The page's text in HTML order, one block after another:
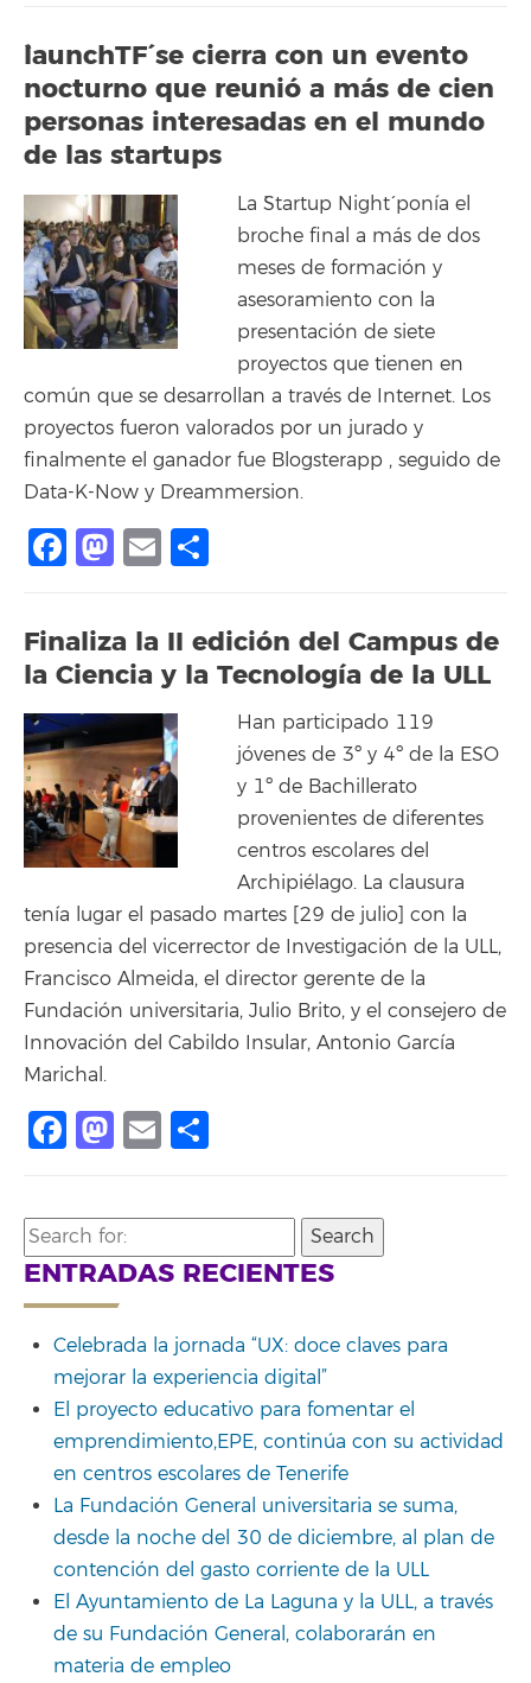
`launchTF´ se cierra con un evento
nocturno que reunió a más de cien
personas interesadas en el mundo
de las startups
La `Startup Night´ ponía el
broche final a más de dos
meses de formación y
asesoramiento con la
presentación de siete
proyectos que tienen en
común que se desarrollan a través de Internet. Los
proyectos fueron valorados por un jurado y
finalmente el ganador fue Blogsterapp , seguido de
Data-K-Now y Dreammersion.
Facebook
Mastodon
Email
Finaliza la II edición del Campus de
la Ciencia y la Tecnología de la ULL
Han participado 119
jóvenes de 3º y 4º de la ESO
y 1º de Bachillerato
provenientes de diferentes
centros escolares del
Archipiélago. La clausura
tenía lugar el pasado martes [29 de julio] con la
presencia del vicerrector de Investigación de la ULL,
Francisco Almeida, el director gerente de la
Fundación universitaria, Julio Brito, y el consejero de
Innovación del Cabildo Insular, Antonio García
Marichal.
Facebook
Mastodon
Email
Search
for:
ENTRADAS RECIENTES
Celebrada la jornada “UX: doce claves para
mejorar la experiencia digital”
El proyecto educativo para fomentar el
emprendimiento,EPE, continúa con su actividad
en centros escolares de Tenerife
La Fundación General universitaria se suma,
desde la noche del 30 de diciembre, al plan de
contención del gasto corriente de la ULL
El Ayuntamiento de La Laguna y la ULL, a través
de su Fundación General, colaborarán en
materia de empleo